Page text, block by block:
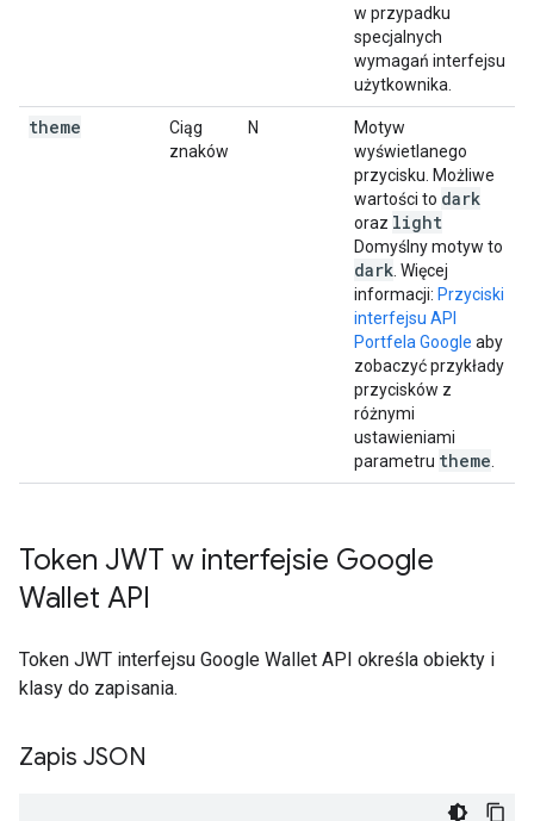
w przypadku
specjalnych
wymagań interfejsu
użytkownika.
theme
Ciąg
znaków
N
Motyw
wyświetlanego
przycisku. Możliwe
wartości to dark
oraz light
Domyślny motyw to
dark . Więcej
informacji: Przyciski
interfejsu API
Portfela Google aby
zobaczyć przykłady
przycisków z
różnymi
ustawieniami
parametru theme
Token JWT w interfejsie Google
Wallet API
Token JWT interfejsu Google Wallet API określa obiekty i
klasy do zapisania.
Zapis JSON